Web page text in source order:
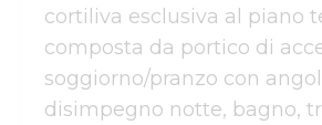
cortiliva esclusiva al piano
composta da portico di
soggiorno/pranzo con
disimpegno notte, bagno,